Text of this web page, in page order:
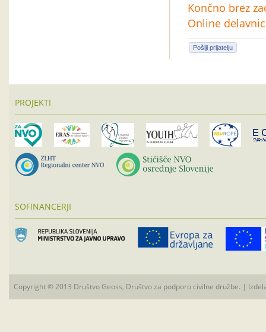
Končno brez
Online
Pošlji prijatelju
PROJEKTI
SOFINANCERJI
Copyright © 2013 Društvo Geoss, Društvo za podporo civilne družbe. |